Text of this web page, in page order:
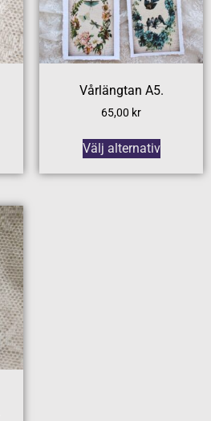
Vårlängtan A5.
65,00 kr
Välj alternativ